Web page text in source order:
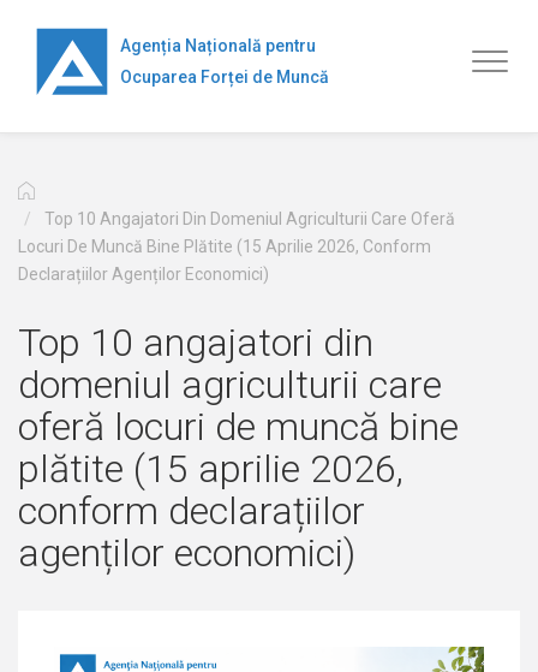
основному
содержанию
Agenția Națională pentru
Ocuparea Forței de Muncă
Top 10 Angajatori Din Domeniul Agriculturii Care Oferă
Locuri De Muncă Bine Plătite (15 Aprilie 2026, Conform
Declarațiilor Agenților Economici)
Top 10 angajatori din
domeniul agriculturii care
oferă locuri de muncă bine
plătite (15 aprilie 2026,
conform declarațiilor
agenților economici)